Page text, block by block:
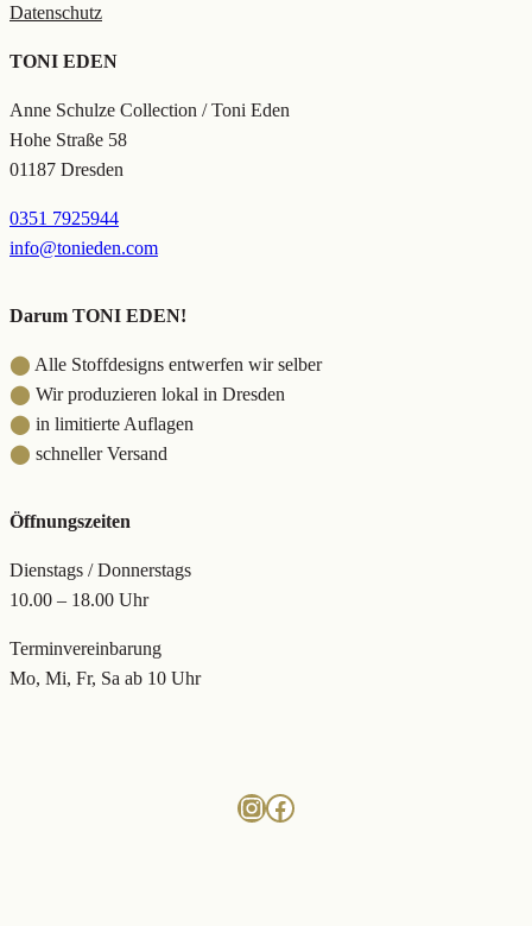
Datenschutz
TONI EDEN
Anne Schulze Collection / Toni Eden
Hohe Straße 58
01187 Dresden
0351 7925944
info@tonieden.com
Darum TONI EDEN!
⬤ Alle Stoffdesigns entwerfen wir selber
⬤ Wir produzieren lokal in Dresden
⬤ in limitierte Auflagen
⬤ schneller Versand
Öffnungszeiten
Dienstags / Donnerstags
10.00 – 18.00 Uhr
Terminvereinbarung
Mo, Mi, Fr, Sa ab 10 Uhr
Instagram
Facebook